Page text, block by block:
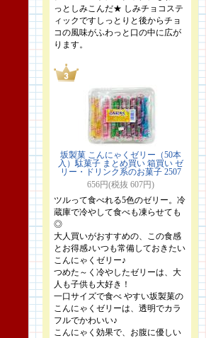
っとしみこんだ★ しみチョコステ
ィックですしっとりと後からチョ
コの風味がふわっと口の中に広が
ります。
坂製菓 こんにゃくゼリー（50本
入）駄菓子 まとめ買い 箱買い ゼ
リー・ドリンク系のお菓子 2507
656円(税抜 607円)
ツルって食べれる5色のゼリー。冷
蔵庫で冷やして食べも凍らせても
◎
大人買いがおすすめの、この食感
とお得感♪いつも常備しておきたい
こんにゃくゼリー♪
つめた～く冷やしたゼリーは、大
人も子供も大好き！
一口サイズで食べ やすい坂製菓の
こんにゃくゼリーは、透明でカラ
フルでかわいい♪
こんにゃく効果で、お腹に優しい